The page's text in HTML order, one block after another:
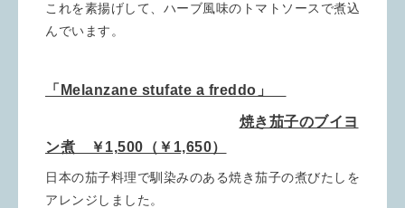
これを素揚げして、ハーブ風味のトマトソースで煮込
んでいます。
「Melanzane stufate a freddo」
焼き茄子のブイヨ
ン煮 ￥1,500（￥1,650）
日本の茄子料理で馴染みのある焼き茄子の煮びたしを
アレンジしました。